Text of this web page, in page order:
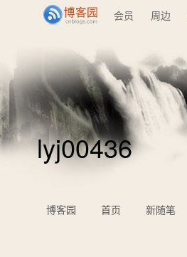
会员 周边
lyj00436
博客园 首页 新随笔